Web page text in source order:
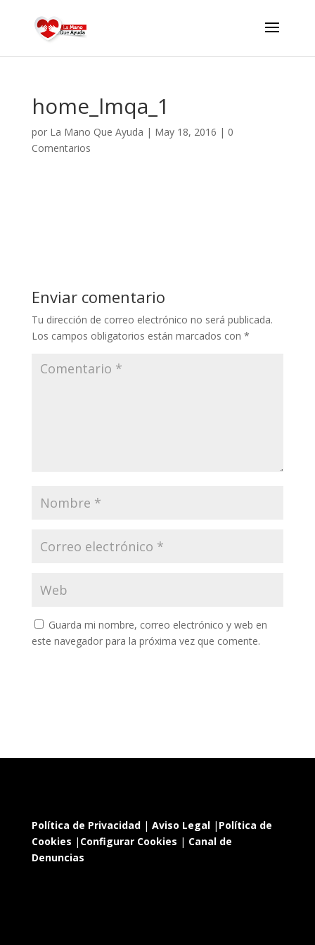
home_lmqa_1
por La Mano Que Ayuda | May 18, 2016 | 0
Comentarios
Enviar comentario
Tu dirección de correo electrónico no será publicada.
Los campos obligatorios están marcados con *
Guarda mi nombre, correo electrónico y web en
este navegador para la próxima vez que comente.
Política de Privacidad| Aviso Legal| Política de
Cookies | Configurar Cookies | Canal de
Denuncias